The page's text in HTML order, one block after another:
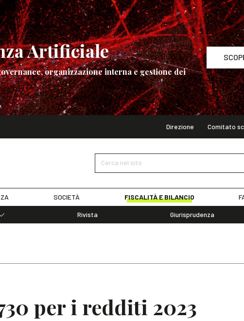
Artificiale
organizzazione interna e gestione dei
Direzione Comitato
Cerca nel sito
SOCIETÀ FISCALITÀ E BILANCIO
Rivista Giurisprudenza
per i redditi 2023